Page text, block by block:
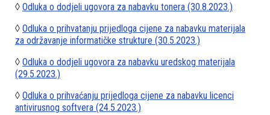
◊ Odluka o dodjeli ugovora za nabavku tonera (30.8.2023.)
◊ Odluka o prihvatanju prijedloga cijene za nabavku materijala
za održavanje informatičke strukture (30.5.2023.)
◊ Odluka o dodjeli ugovora za nabavku uredskog materijala
(29.5.2023.)
◊ Odluka o prihvaćanju prijedloga cijene za nabavku licenci
antivirusnog softvera (24.5.2023.)